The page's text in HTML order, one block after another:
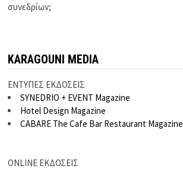
συνεδρίων;
KARAGOUNI MEDIA
ΕΝΤΥΠΕΣ ΕΚΔΟΣΕΙΣ
SYNEDRIO + EVENT Magazine
Hotel Design Magazine
CABARE The Cafe Bar Restaurant Magazine
ONLINE ΕΚΔΟΣΕΙΣ